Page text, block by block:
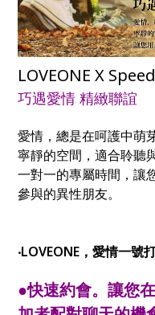
LOVEONE X
巧遇愛情 精緻聯誼
愛情，總是在呵護中萌
寧靜的空間，適合聆聽
一對一的專屬時間，讓
參與的異性朋友。
‧LOVEONE，愛情一號
●快速約會。讓您